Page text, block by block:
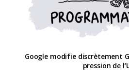
Google modifie discrètement
pression de